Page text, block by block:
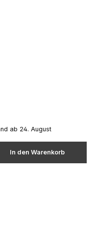
ab 24. August
In den Warenkorb